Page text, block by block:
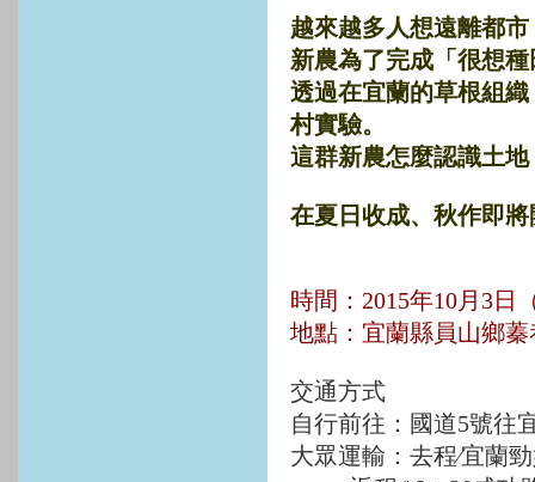
越來越多人想遠離都
新農為了完成「很想
透過在宜蘭的草根組
村實驗。
這群新農怎麼認識土
在夏日收成、秋作即
時間：2015年10月3
地點：宜蘭縣員山鄉
交通方式
自行前往：國道5號往
大眾運輸：去程∕宜蘭